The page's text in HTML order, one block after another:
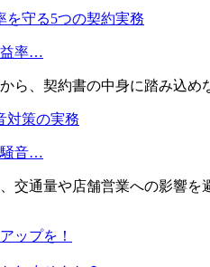
益率…
ら、契約書の中身に踏み込
騒音…
交通量や店舗営業への影響
ップを！